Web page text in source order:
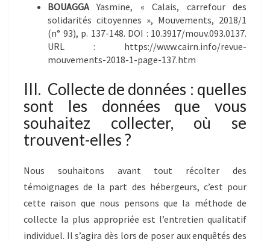
BOUAGGAYasmine, « Calais, carrefour des
solidarités citoyennes », Mouvements, 2018/1
(n° 93), p. 137-148. DOI : 10.3917/mouv.093.0137.
URL : https://www.cairn.info/revue-
mouvements-2018-1-page-137.htm
III. Collecte de données : quelles
sont les données que vous
souhaitez collecter, où se
trouvent-elles ?
Nous souhaitons avant tout récolter des
témoignages de la part des hébergeurs, c’est pour
cette raison que nous pensons que la méthode de
collecte la plus appropriée est l’entretien qualitatif
individuel. Il s’agira dès lors de poser aux enquêtés des